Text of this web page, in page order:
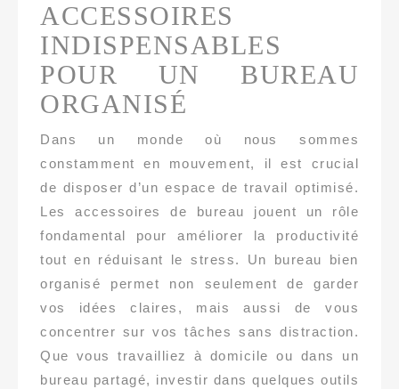
ACCESSOIRES
INDISPENSABLES
POUR UN BUREAU
ORGANISÉ
Dans un monde où nous sommes
constamment en mouvement, il est crucial
de disposer d’un espace de travail optimisé.
Les accessoires de bureau jouent un rôle
fondamental pour améliorer la productivité
tout en réduisant le stress. Un bureau bien
organisé permet non seulement de garder
vos idées claires, mais aussi de vous
concentrer sur vos tâches sans distraction.
Que vous travailliez à domicile ou dans un
bureau partagé, investir dans quelques outils